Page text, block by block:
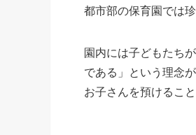
都市部の保育園では
園内には子どもたち
である」という理念
お子さんを預けること